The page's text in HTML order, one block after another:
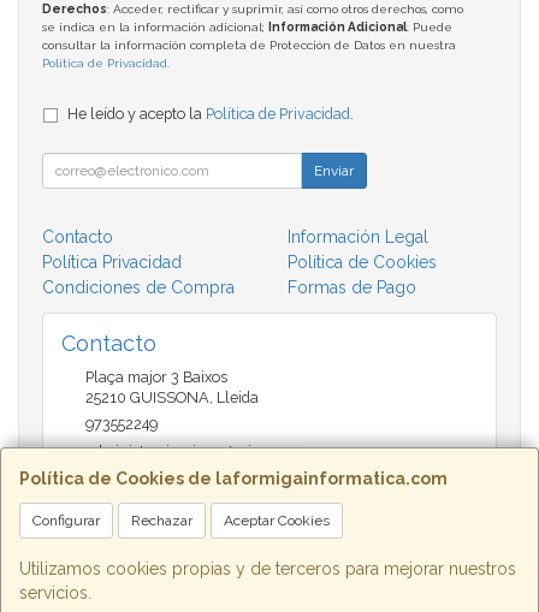
Política de Cookies de laformigainformatica.com
Configurar Rechazar Aceptar Cookies
Utilizamos cookies propias y de terceros para mejorar nuestros
servicios.
Derechos: Acceder, rectificar y suprimir, así como otros derechos, como
se indica en la información adicional;
Información Adicional: Puede
consultar la información completa de Protección de Datos en nuestra
Política de Privacidad.
He leído y acepto la Política de Privacidad.
Enviar
Contacto
Información Legal
Política Privacidad
Política de Cookies
Condiciones de Compra
Formas de Pago
Contacto
Plaça major 3 Baixos
25210 GUISSONA, Lleida
973552249
administracio@insectari.com
Horario
Matí de 9 a 13:30 - Tarda 17 a 20:30